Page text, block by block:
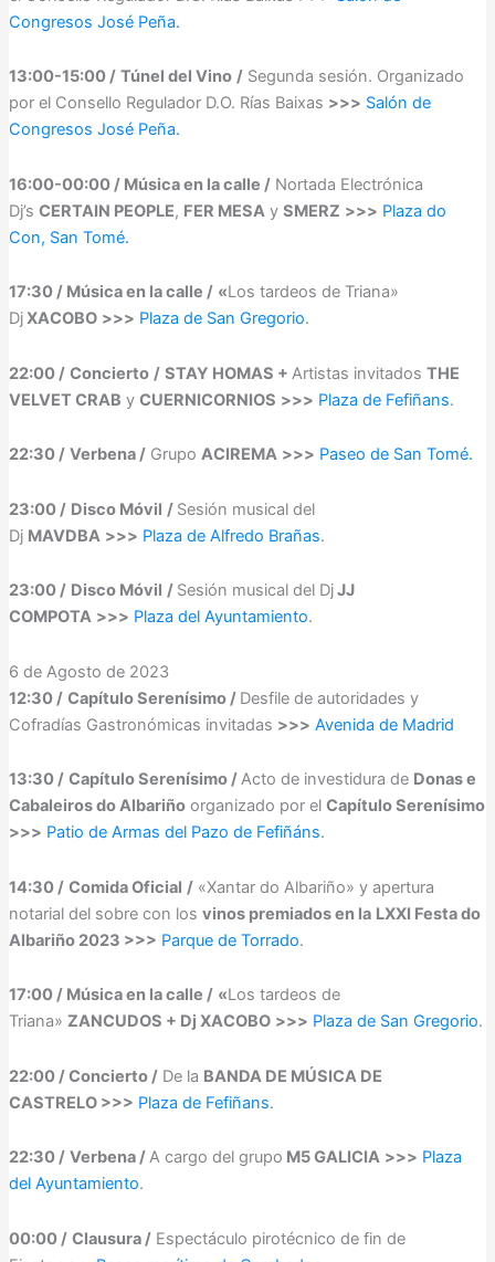
Congresos José Peña.
13:00-15:00 / Túnel del Vino /Segunda sesión. Organizado
por el Consello Regulador D.O. Rías Baixas >>> Salón de
Congresos José Peña.
16:00-00:00 / Música en la calle /Nortada Electrónica
Dj’s CERTAIN PEOPLE, FER MESA y SMERZ >>> Plaza do
Con, San Tomé.
17:30 / Música en la calle / «Los tardeos de Triana»
DjXACOBO >>> Plaza de San Gregorio.
22:00 / Concierto / STAY HOMAS + Artistas invitados THE
VELVET CRAB y CUERNICORNIOS >>> Plaza de Fefiñans.
22:30 / Verbena /Grupo ACIREMA >>> Paseo de San Tomé.
23:00 / Disco Móvil / Sesión musical del
Dj MAVDBA >>> Plaza de Alfredo Brañas.
23:00 / Disco Móvil / Sesión musical del DjJJ
COMPOTA >>> Plaza del Ayuntamiento.
6 de Agosto de 2023
12:30 / Capítulo Serenísimo / Desfile de autoridades y
Cofradías Gastronómicas invitadas >>> Avenida de Madrid
13:30 / Capítulo Serenísimo /Acto de investidura de Donas e
Cabaleiros do Albariñoorganizado por el Capítulo Serenísimo
>>> Patio de Armas del Pazo de Fefiñáns.
14:30 / Comida Oficial /«Xantar do Albariño» y apertura
notarial del sobre con los vinos premiados en la LXXI Festa do
Albariño 2023 >>> Parque de Torrado.
17:00 / Música en la calle / «Los tardeos de
Triana» ZANCUDOS + Dj XACOBO >>> Plaza de San Gregorio.
22:00 / Concierto /De la BANDA DE MÚSICA DE
CASTRELO >>> Plaza de Fefiñans.
22:30 / Verbena /A cargo del grupo M5 GALICIA >>> Plaza
del Ayuntamiento.
00:00 / Clausura /Espectáculo pirotécnico de fin de